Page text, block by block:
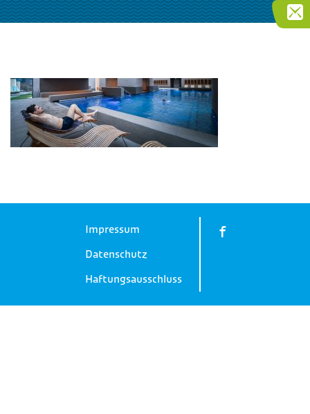
Impressum
Datenschutz
Haftungsausschluss